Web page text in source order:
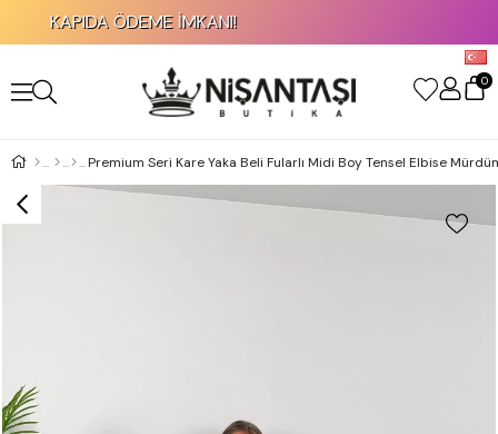
KAPIDA ÖDEME İMKANI!
0
Premium Seri Kare Yaka Beli Fularlı Midi Boy Tensel Elbise